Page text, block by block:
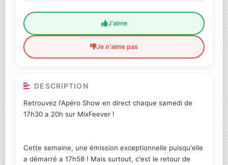
J'aime
Je n'aime pas
DESCRIPTION
Retrouvez l'Apéro Show en direct chaque samedi de
17h30 a 20h sur MixFeever !
Cette semaine, une émission exceptionnelle puisqu'elle
a démarré a 17h58 ! Mais surtout, c'est le retour de